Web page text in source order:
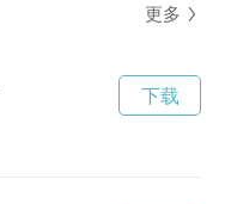
更多
下载